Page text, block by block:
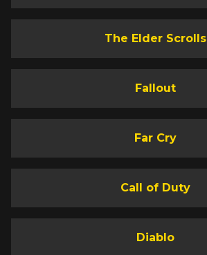
The Elder Scrolls
Fallout
Far Cry
Call of Duty
Diablo